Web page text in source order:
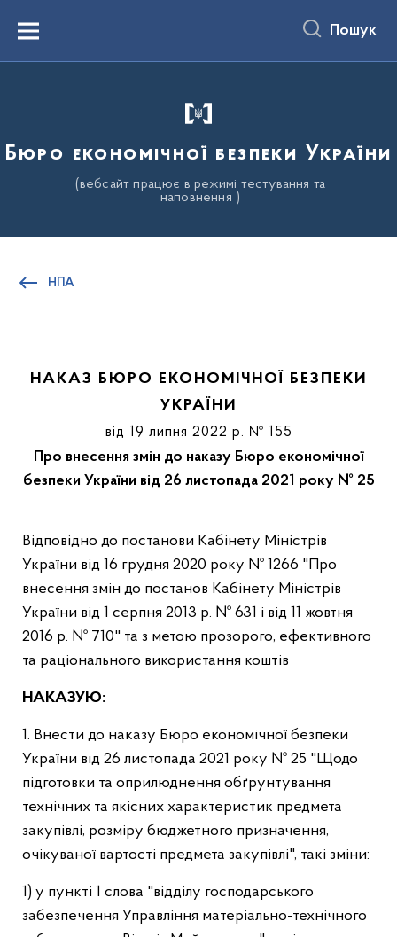
вмістуMenu Пошук
Бюро економічної безпеки України
(вебсайт працює в режимі тестування та
наповнення )
НПА
НАКАЗ БЮРО ЕКОНОМІЧНОЇ БЕЗПЕКИ
УКРАЇНИ
від 19 липня 2022 р. № 155
Про внесення змін до наказу Бюро економічної
безпеки України від 26 листопада 2021 року № 25
Відповідно до постанови Кабінету Міністрів
України від 16 грудня 2020 року № 1266 "Про
внесення змін до постанов Кабінету Міністрів
України від 1 серпня 2013 р. № 631 і від 11 жовтня
2016 р. № 710" та з метою прозорого, ефективного
та раціонального використання коштів
НАКАЗУЮ:
1. Внести до наказу Бюро економічної безпеки
України від 26 листопада 2021 року № 25 "Щодо
підготовки та оприлюднення обґрунтування
технічних та якісних характеристик предмета
закупівлі, розміру бюджетного призначення,
очікуваної вартості предмета закупівлі", такі зміни:
1) у пункті 1 слова "відділу господарського
забезпечення Управління матеріально-технічного